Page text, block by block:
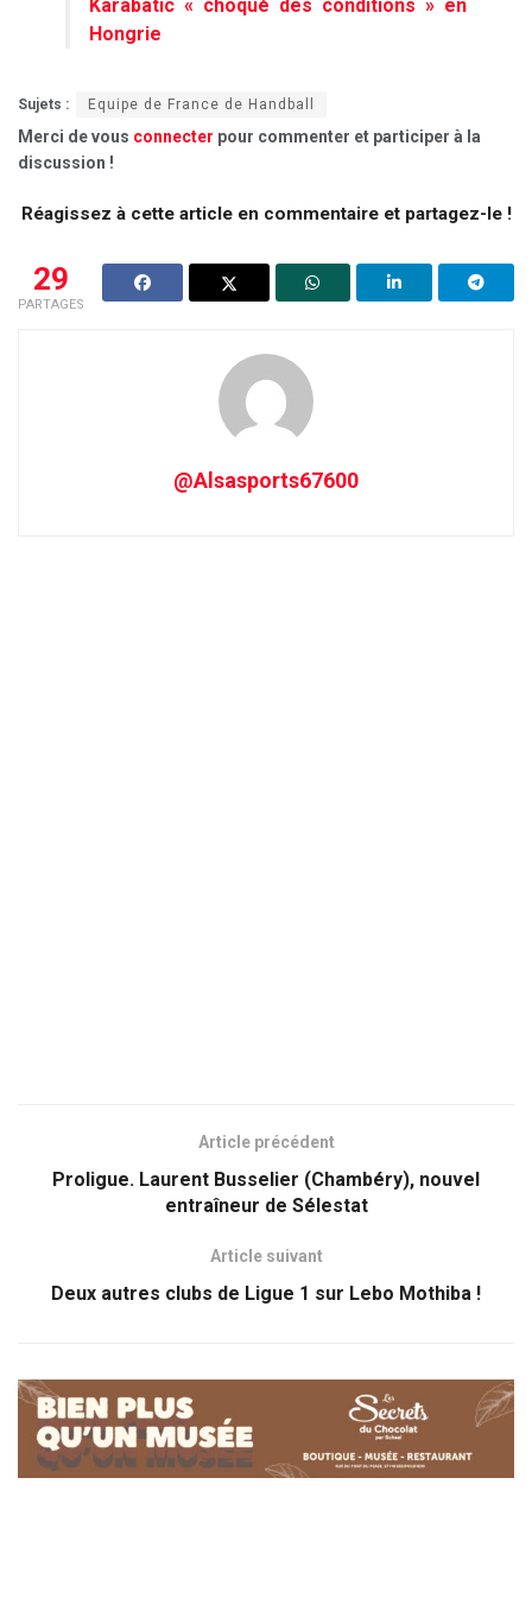
Karabatic « choqué des conditions » en
Hongrie
Sujets : Equipe de France de Handball
Merci de vous connecter pour commenter et participer à la
discussion !
Réagissez à cette article en commentaire et partagez-le !
29
PARTAGES
@Alsasports67600
Article précédent
Proligue. Laurent Busselier (Chambéry), nouvel
entraîneur de Sélestat
Article suivant
Deux autres clubs de Ligue 1 sur Lebo Mothiba !